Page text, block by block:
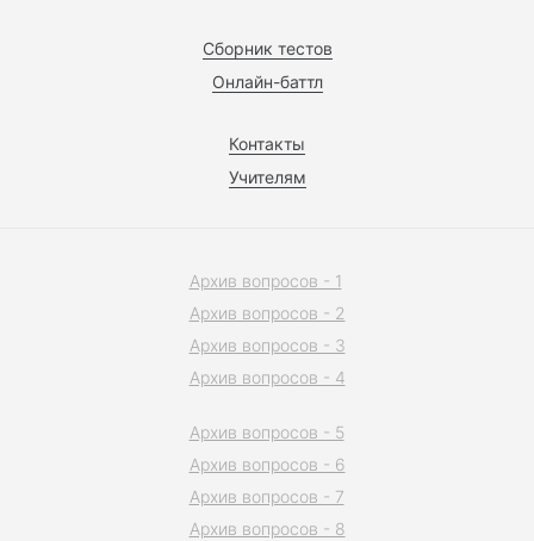
Сборник тестов
Онлайн-баттл
Контакты
Учителям
Архив вопросов - 1
Архив вопросов - 2
Архив вопросов - 3
Архив вопросов - 4
Архив вопросов - 5
Архив вопросов - 6
Архив вопросов - 7
Архив вопросов - 8